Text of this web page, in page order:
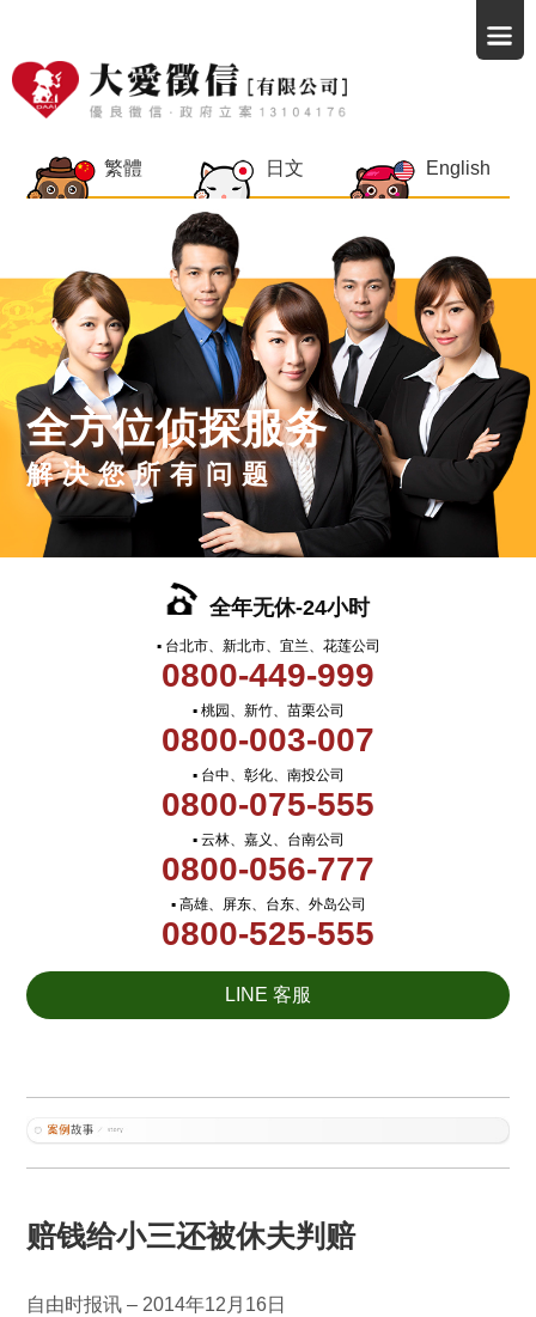
繁體 日文 English
全方位侦探服务
解决您所有问题
全年无休-24小时
▪ 台北市、新北市、宜兰、花莲公司
0800-449-999
▪ 桃园、新竹、苗栗公司
0800-003-007
▪ 台中、彰化、南投公司
0800-075-555
▪ 云林、嘉义、台南公司
0800-056-777
▪ 高雄、屏东、台东、外岛公司
0800-525-555
LINE 客服
赔钱给小三还被休夫判赔
自由时报讯 – 2014年12月16日